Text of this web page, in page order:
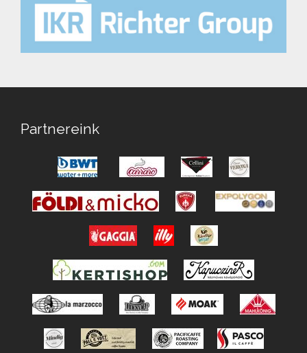
Partnereink